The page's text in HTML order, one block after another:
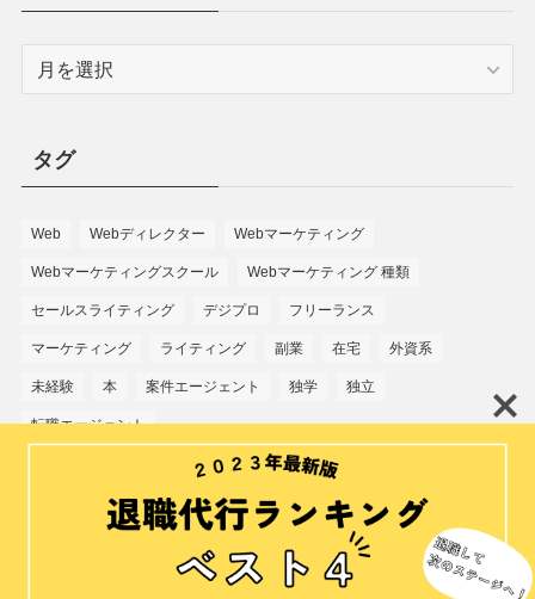
タグ
Web Webディレクター Webマーケティング
Webマーケティングスクール Webマーケティング 種類
セールスライティング デジプロ フリーランス
マーケティング ライティング 副業 在宅 外資系
未経験 本 案件エージェント 独学 独立
転職エージェント
運営者情報 プライバシーポリシー 免責事項
広告掲載ポリシー
お問い合わせ